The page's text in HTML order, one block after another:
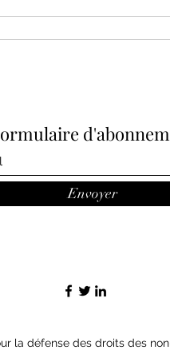
Envoyer
la défense des droits des